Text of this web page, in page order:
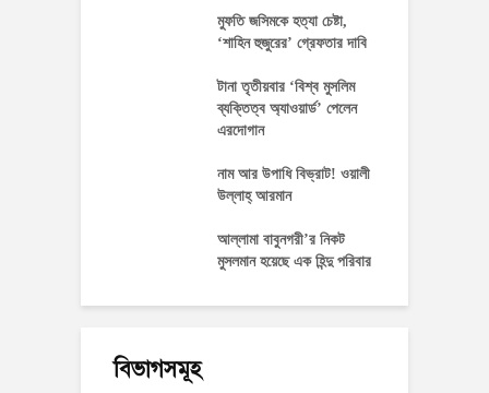
মুফতি জসিমকে হত্যা চেষ্টা,
‘শাহিন হুজুরের’ গ্রেফতার দাবি
টানা তৃতীয়বার ‘বিশ্ব মুসলিম
ব্যক্তিত্ব অ্যাওয়ার্ড’ পেলেন
এরদোগান
নাম আর উপাধি বিভ্রাট! ওয়ালী
উল্লাহ্‌ আরমান
আল্লামা বাবুনগরী’র নিকট
মুসলমান হয়েছে এক হিন্দু পরিবার
বিভাগসমূহ